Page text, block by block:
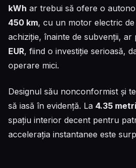
kWh ar trebui să ofere o
450 km, cu un motor electric de
achiziție, înainte de subvenții, ar
EUR, fiind o investiție serioasă,
operare mici.
Designul său nonconformist și
să iasă în evidență. La 4.35
spațiu interior decent pentru
accelerația instantanee este